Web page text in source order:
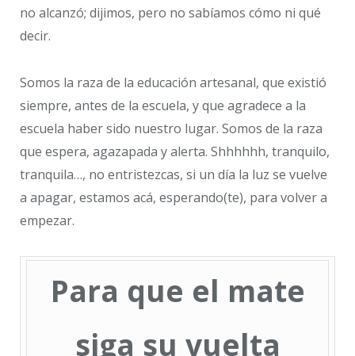
no alcanzó; dijimos, pero no sabíamos cómo ni qué
decir.
Somos la raza de la educación artesanal, que existió
siempre, antes de la escuela, y que agradece a la
escuela haber sido nuestro lugar. Somos de la raza
que espera, agazapada y alerta. Shhhhhh, tranquilo,
tranquila…, no entristezcas, si un día la luz se vuelve
a apagar, estamos acá, esperando(te), para volver a
empezar.
Para que el mate
siga su vuelta